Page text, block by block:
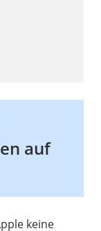
auf
keine